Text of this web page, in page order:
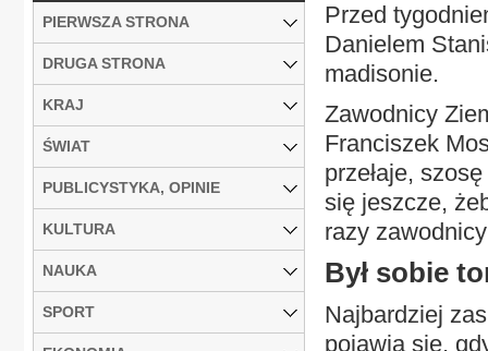
Przed
Danielem
madisonie.
Zawodnicy
Franciszek
przełaje,
się jeszcze,
razy
Był sobie
Najbardziej
pojawia się,
PIERWSZA STRONA
DRUGA STRONA
KRAJ
ŚWIAT
PUBLICYSTYKA, OPINIE
KULTURA
NAUKA
SPORT